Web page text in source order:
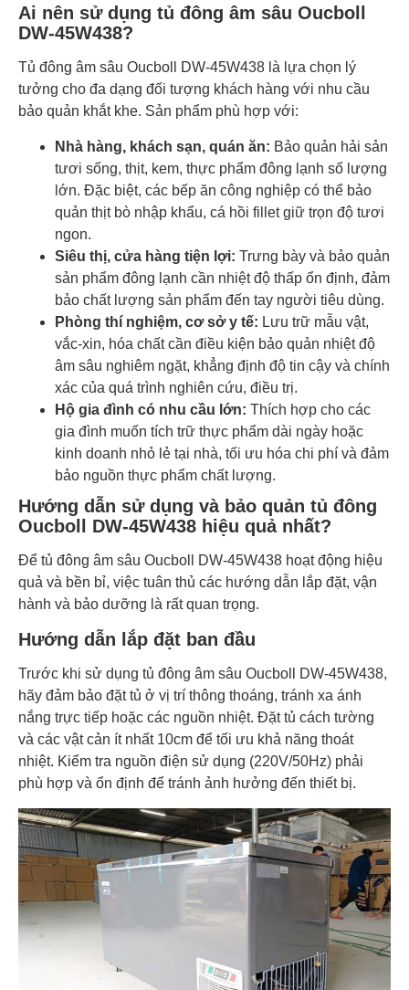
Ai nên sử dụng tủ đông âm sâu Oucboll
DW-45W438?
Tủ đông âm sâu Oucboll DW-45W438 là lựa chọn lý
tưởng cho đa dạng đối tượng khách hàng với nhu cầu
bảo quản khắt khe. Sản phẩm phù hợp với:
Nhà hàng, khách sạn, quán ăn: Bảo quản hải sản
tươi sống, thịt, kem, thực phẩm đông lạnh số lượng
lớn. Đặc biệt, các bếp ăn công nghiệp có thể bảo
quản thịt bò nhập khẩu, cá hồi fillet giữ trọn độ tươi
ngon.
Siêu thị, cửa hàng tiện lợi: Trưng bày và bảo quản
sản phẩm đông lạnh cần nhiệt độ thấp ổn định, đảm
bảo chất lượng sản phẩm đến tay người tiêu dùng.
Phòng thí nghiệm, cơ sở y tế: Lưu trữ mẫu vật,
vắc-xin, hóa chất cần điều kiện bảo quản nhiệt độ
âm sâu nghiêm ngặt, khẳng định độ tin cậy và chính
xác của quá trình nghiên cứu, điều trị.
Hộ gia đình có nhu cầu lớn: Thích hợp cho các
gia đình muốn tích trữ thực phẩm dài ngày hoặc
kinh doanh nhỏ lẻ tại nhà, tối ưu hóa chi phí và đảm
bảo nguồn thực phẩm chất lượng.
Hướng dẫn sử dụng và bảo quản tủ đông
Oucboll DW-45W438 hiệu quả nhất?
Để tủ đông âm sâu Oucboll DW-45W438 hoạt động hiệu
quả và bền bỉ, việc tuân thủ các hướng dẫn lắp đặt, vận
hành và bảo dưỡng là rất quan trọng.
Hướng dẫn lắp đặt ban đầu
Trước khi sử dụng tủ đông âm sâu Oucboll DW-45W438,
hãy đảm bảo đặt tủ ở vị trí thông thoáng, tránh xa ánh
nắng trực tiếp hoặc các nguồn nhiệt. Đặt tủ cách tường
và các vật cản ít nhất 10cm để tối ưu khả năng thoát
nhiệt. Kiểm tra nguồn điện sử dụng (220V/50Hz) phải
phù hợp và ổn định để tránh ảnh hưởng đến thiết bị.